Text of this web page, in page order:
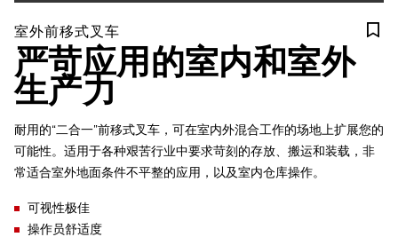
室外前移式叉车
严苛应用的室内和室外
生产力
耐用的“二合一”前移式叉车，可在室内外混合工作的场地上扩展您的
可能性。适用于各种艰苦行业中要求苛刻的存放、搬运和装载，非
常适合室外地面条件不平整的应用，以及室内仓库操作。
可视性极佳
操作员舒适度